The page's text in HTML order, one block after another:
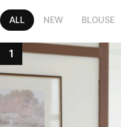
ALL NEW BLOUSE